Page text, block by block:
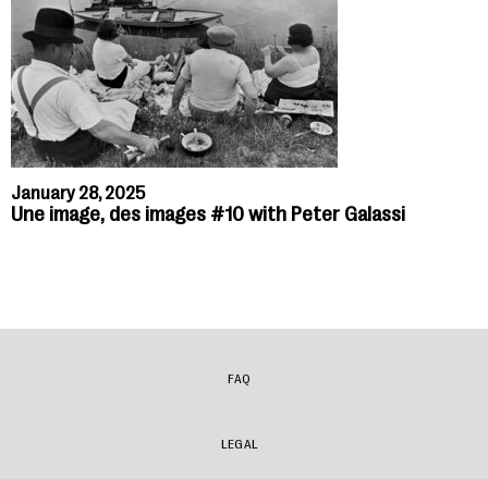
January 28, 2025
Une image, des images #10 with Peter Galassi
FAQ
LEGAL